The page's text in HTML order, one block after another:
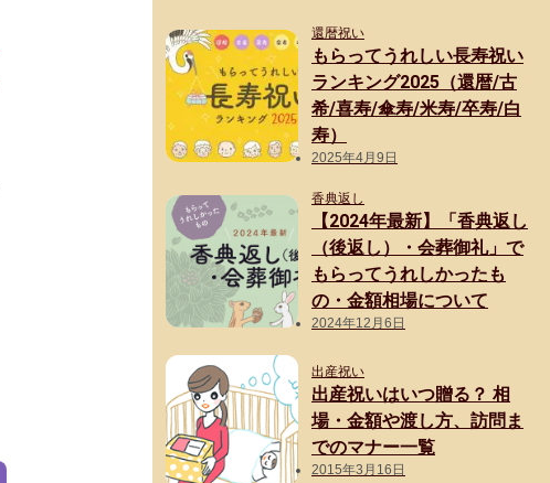
還暦祝い
もらってうれしい長寿祝い
ランキング2025（還暦/古
希/喜寿/傘寿/米寿/卒寿/白
寿）
2025年4月9日
香典返し
【2024年最新】「香典返し
（後返し）・会葬御礼」で
もらってうれしかったも
の・金額相場について
2024年12月6日
出産祝い
出産祝いはいつ贈る？ 相
場・金額や渡し方、訪問ま
でのマナー一覧
2015年3月16日